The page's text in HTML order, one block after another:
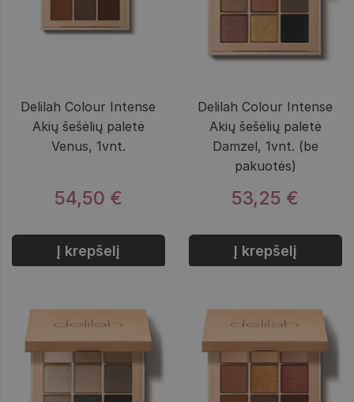
Delilah Colour Intense
Akių šešėlių paletė
Venus, 1vnt.
54,50 €
Į krepšelį
Delilah Colour Intense
Akių šešėlių paletė
Damzel, 1vnt. (be
pakuotės)
53,25 €
Į krepšelį